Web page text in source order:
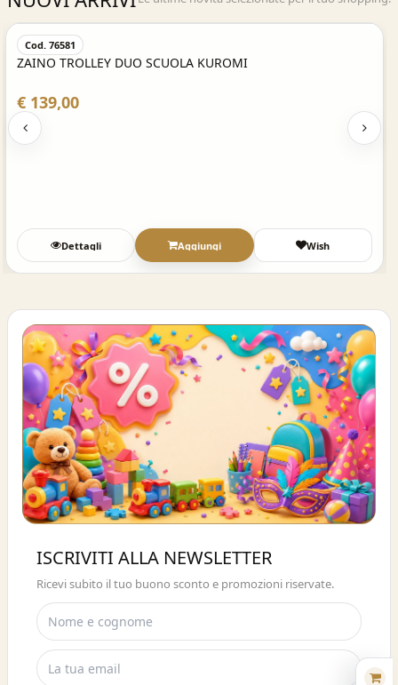
Cod. 76581
ZAINO TROLLEY DUO SCUOLA KUROMI
€ 139,00
Dettagli Aggiungi Wish
ISCRIVITI E OTTIENI SUBITO UNO
SCONTO DEL 10%
ISCRIVITI ALLA NEWSLETTER
Ricevi subito il tuo buono sconto e promozioni riservate.